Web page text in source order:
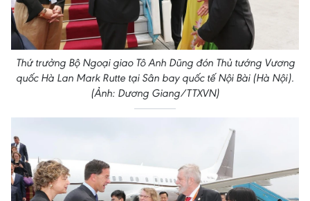
Thứ trưởng Bộ Ngoại giao Tô Anh Dũng đón Thủ tướng Vương
quốc Hà Lan Mark Rutte tại Sân bay quốc tế Nội Bài (Hà Nội).
(Ảnh: Dương Giang/TTXVN)